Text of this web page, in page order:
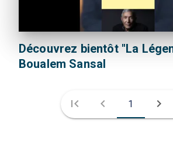
Découvrez bientôt "La
Boualem Sansal
first_page chevron_left 1 chevron_right